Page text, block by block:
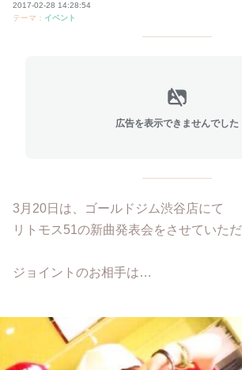
2017-02-28 14:28:54
テーマ： イベント
広告を表示できませんでした
3月20日は、ゴールドジム渋谷店にて
リトモス51の新曲発表会をさせていた
ジョイントのお相手は…